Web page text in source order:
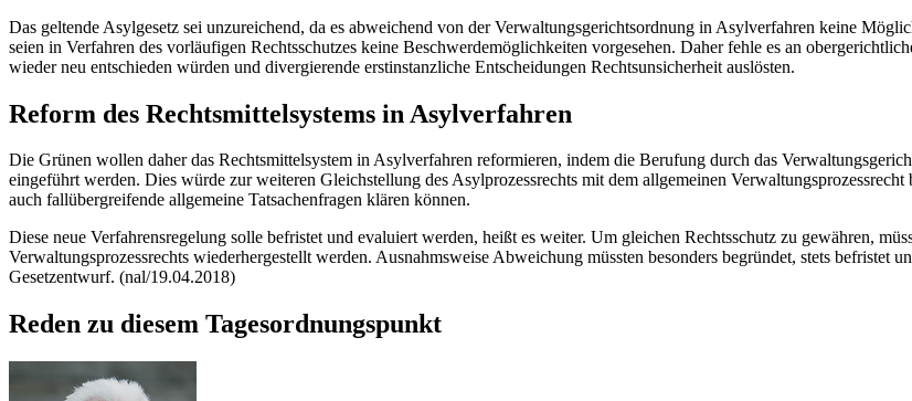
Das geltende Asylgesetz sei unzureichend, da es abweichend von der Verwaltungsgerichtsordnung in Asylverfahren keine
seien in Verfahren des vorläufigen Rechtsschutzes keine Beschwerdemöglichkeiten vorgesehen. Daher fehle es an
wieder neu entschieden würden und divergierende erstinstanzliche Entscheidungen Rechtsunsicherheit auslösten.
Reform des Rechtsmittelsystems in Asylverfahren
Die Grünen wollen daher das Rechtsmittelsystem in Asylverfahren reformieren, indem die Berufung durch das
eingeführt werden. Dies würde zur weiteren Gleichstellung des Asylprozessrechts mit dem allgemeinen
auch fallübergreifende allgemeine Tatsachenfragen klären können.
Diese neue Verfahrensregelung solle befristet und evaluiert werden, heißt es weiter. Um gleichen Rechtsschutz zu gewähren,
Verwaltungsprozessrechts wiederhergestellt werden. Ausnahmsweise Abweichung müssten besonders begründet, stets
Gesetzentwurf. (nal/19.04.2018)
Reden zu diesem Tagesordnungspunkt